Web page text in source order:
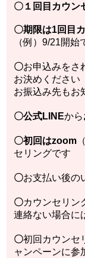
〇１回目カウン
〇期限は1回目
（例）9/21開始
〇お申込みをさ
お決めください
お振込み先もお
〇公式LINEから
〇初回はzoom
セリングです
〇お支払い後の
〇カウンセリン
連絡ない場合に
〇初回カウンセ
ャンペーンに参